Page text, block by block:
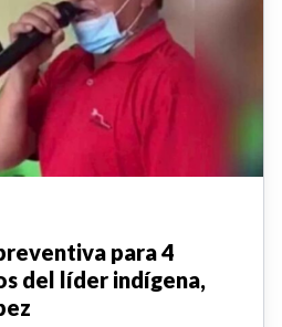
para 4
del líder indígena,